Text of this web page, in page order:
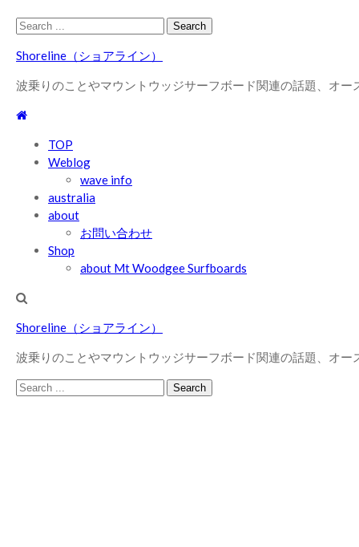
Skip
navigation
Skip
content
Search
Shoreline（ショアライン）
波乗りのことやマウントウッジサーフボード関連の話題、オー
TOP
Weblog
wave info
australia
about
お問い合わせ
Shop
about Mt Woodgee Surfboards
Shoreline（ショアライン）
波乗りのことやマウントウッジサーフボード関連の話題、オー
Search